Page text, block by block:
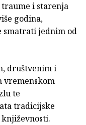
traume i starenja
godina,
smatrati jednim od
društvenim i
vremenskom
te
tradicijske